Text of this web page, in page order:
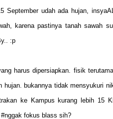
September udah ada hujan,
karena pastinya tanah sawah
:p
harus dipersiapkan. fisik
bukannya tidak mensyukuri
ke Kampus kurang lebih 15
fokus blass sih?